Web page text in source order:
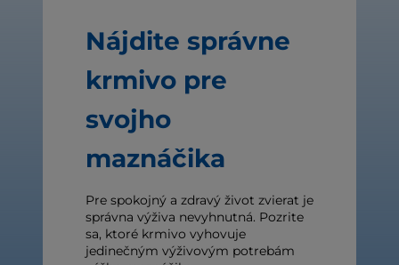
Nájdite správne
krmivo pre
svojho
maznáčika
Pre spokojný a zdravý život zvierat je
správna výživa nevyhnutná. Pozrite
sa, ktoré krmivo vyhovuje
jedinečným výživovým potrebám